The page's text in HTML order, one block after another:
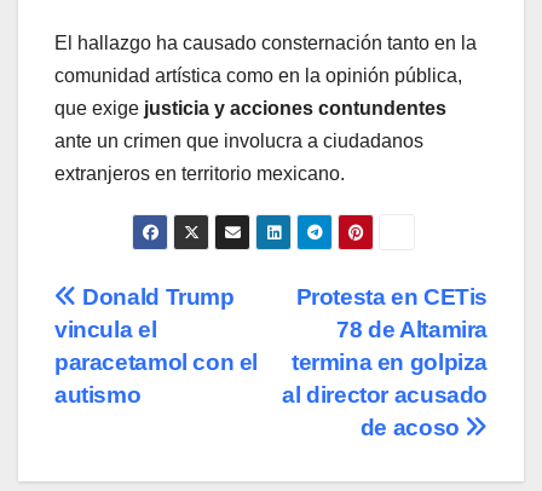
El hallazgo ha causado consternación tanto en la
comunidad artística como en la opinión pública,
que exige justicia y acciones contundentes
ante un crimen que involucra a ciudadanos
extranjeros en territorio mexicano.
Navegación
de
entradas
Protesta en CETis
78 de Altamira
termina en golpiza
al director acusado
de acoso
Donald Trump
vincula el
paracetamol con el
autismo